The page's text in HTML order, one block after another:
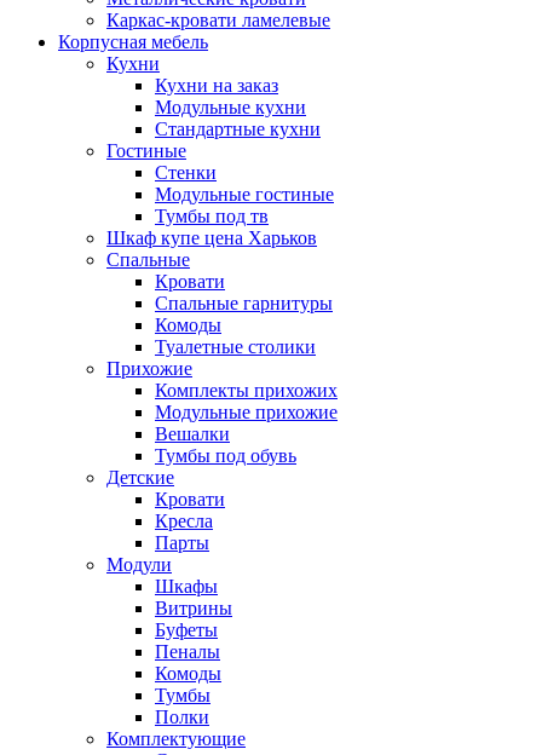
Каркас-кровати ламелевые
Корпусная мебель
Кухни
Кухни на заказ
Модульные кухни
Стандартные кухни
Гостиные
Стенки
Модульные гостиные
Тумбы под тв
Шкаф купе цена Харьков
Спальные
Кровати
Спальные гарнитуры
Комоды
Туалетные столики
Прихожие
Комплекты прихожих
Модульные прихожие
Вешалки
Тумбы под обувь
Детские
Кровати
Кресла
Парты
Модули
Шкафы
Витрины
Буфеты
Пеналы
Комоды
Тумбы
Полки
Комплектующие